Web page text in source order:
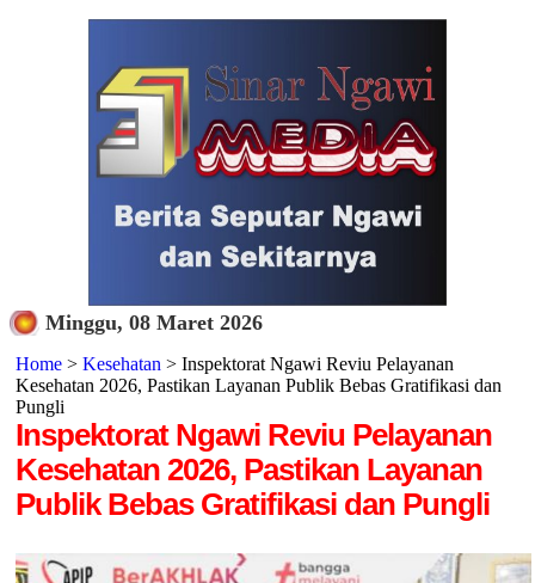
Minggu, 08 Maret 2026
Home> Kesehatan > Inspektorat Ngawi Reviu Pelayanan
Kesehatan 2026, Pastikan Layanan Publik Bebas Gratifikasi dan
Pungli
Inspektorat Ngawi Reviu Pelayanan
Kesehatan 2026, Pastikan Layanan
Publik Bebas Gratifikasi dan Pungli